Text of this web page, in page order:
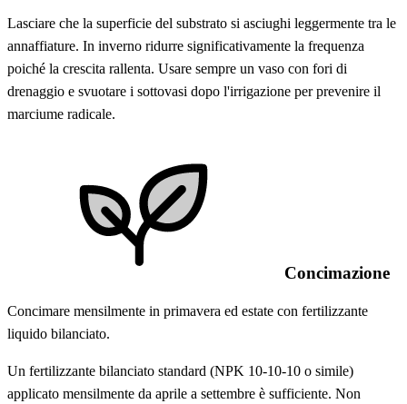
Lasciare che la superficie del substrato si asciughi leggermente tra le
annaffiature. In inverno ridurre significativamente la frequenza
poiché la crescita rallenta. Usare sempre un vaso con fori di
drenaggio e svuotare i sottovasi dopo l'irrigazione per prevenire il
marciume radicale.
Concimazione
Concimare mensilmente in primavera ed estate con fertilizzante
liquido bilanciato.
Un fertilizzante bilanciato standard (NPK 10-10-10 o simile)
applicato mensilmente da aprile a settembre è sufficiente. Non